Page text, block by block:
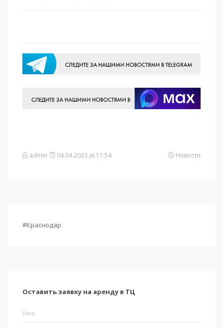
admin 04.04.2023 at 11:54 Новости
#Краснодар
Оставить заявку на аренду в ТЦ